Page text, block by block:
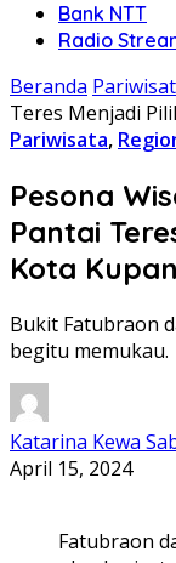
Bank NTT
Radio
Beranda
Teres Menjadi
Pariwisata,
Pesona
Pantai
Kota
Bukit Fatubraon
begitu memukau.
Katarina Kewa
April 15, 2024
Fatubraon